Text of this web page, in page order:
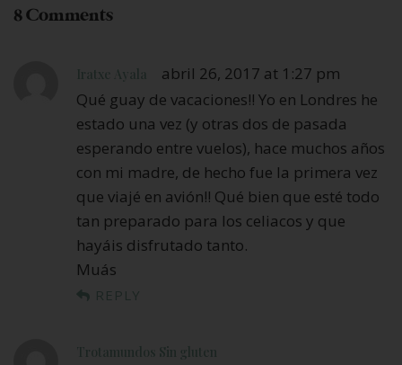
8 Comments
Iratxe Ayala
abril 26, 2017 at 1:27 pm
Qué guay de vacaciones!! Yo en Londres he
estado una vez (y otras dos de pasada
esperando entre vuelos), hace muchos años
con mi madre, de hecho fue la primera vez
que viajé en avión!! Qué bien que esté todo
tan preparado para los celiacos y que
hayáis disfrutado tanto.
Muás
REPLY
Trotamundos Sin gluten